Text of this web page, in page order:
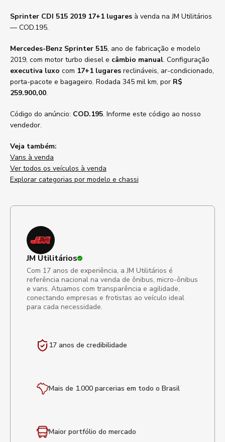
Sprinter CDI 515 2019 17+1 lugares à venda na JM Utilitários
— COD.195.
Mercedes-Benz Sprinter 515, ano de fabricação e modelo
2019, com motor turbo diesel e câmbio manual. Configuração
executiva luxo com 17+1 lugares reclináveis, ar-condicionado,
porta-pacote e bagageiro. Rodada 345 mil km, por R$
259.900,00.
Código do anúncio: COD.195. Informe este código ao nosso
vendedor.
Veja também:
Vans à venda
Ver todos os veículos à venda
Explorar categorias por modelo e chassi
JM Utilitários
Com 17 anos de experiência, a JM Utilitários é
referência nacional na venda de ônibus, micro-ônibus
e vans. Atuamos com transparência e agilidade,
conectando empresas e frotistas ao veículo ideal
para cada necessidade.
17 anos de credibilidade
Mais de 1.000 parcerias em todo o Brasil
Maior portfólio do mercado